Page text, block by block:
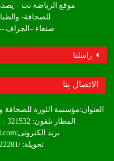
موقع الرياضة نت –
للصحافة-
صنعاء –الجراف
راسلنا
الاتصال بنا
العنوان:مؤسسة الثورة للصحافة
المطار تلفون: 321532 - 01 هاتف:777228802
بريد الكتروني:alrryada@gmail.com
تحويلة: /322281 /330114